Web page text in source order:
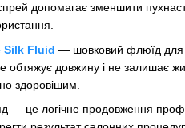
допомагає зменшити
Silk Fluid — шовковий флюїд для
обтяжує довжину і не залишає
здоровішим.
— це логічне продовження